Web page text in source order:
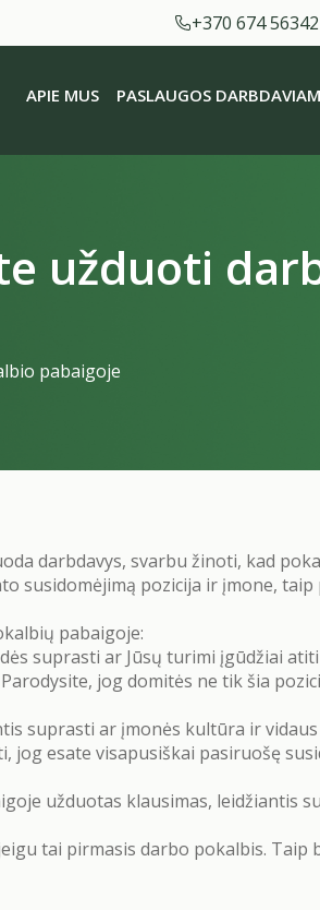
+370 674 56342
APIE MUS PASLAUGOS
užduoti
pabaigoje
darbdavys, svarbu žinoti, kad
susidomėjimą pozicija ir įmone,
pabaigoje:
suprasti ar Jūsų turimi įgūdžiai
jog domitės ne tik šia
suprasti ar įmonės kultūra ir
jog esate visapusiškai pasiruošę
užduotas klausimas, leidžiantis
tai pirmasis darbo pokalbis.